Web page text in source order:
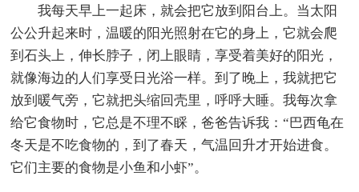
我每天早上一起床，就会把它放到阳台上。当太阳
公公升起来时，温暖的阳光照射在它的身上，它就会爬
到石头上，伸长脖子，闭上眼睛，享受着美好的阳光，
就像海边的人们享受日光浴一样。到了晚上，我就把它
放到暖气旁，它就把头缩回壳里，呼呼大睡。我每次拿
给它食物时，它总是不理不睬，爸爸告诉我：“巴西龟在
冬天是不吃食物的，到了春天，气温回升才开始进食。
它们主要的食物是小鱼和小虾”。